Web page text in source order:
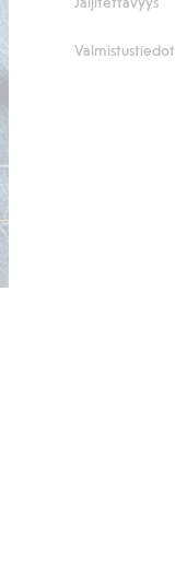
Valmistustiedot